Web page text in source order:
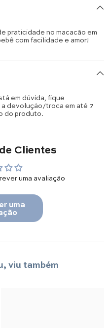
praticidade no macacão em
com facilidade e amor!
em dúvida, fique
devolução/troca em até 7
do produto.
Clientes
uma avaliação
uma
viu também